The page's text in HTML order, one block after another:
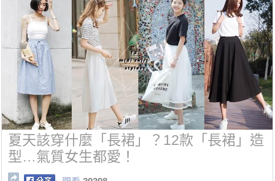
夏天該穿什麼「長裙」？12款「長裙」造
型…氣質女生都愛！